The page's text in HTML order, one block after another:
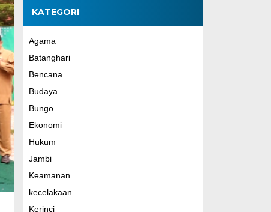
KATEGORI
Agama
Batanghari
Bencana
Budaya
Bungo
Ekonomi
Hukum
Jambi
Keamanan
kecelakaan
Kerinci